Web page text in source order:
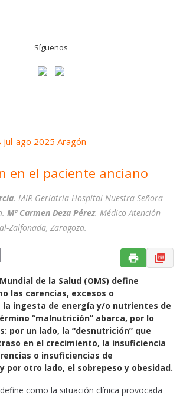
Síguenos
jul-ago 2025 Aragón
en el paciente anciano
. MIR Geriatría Hospital Nuestra Señora
Mª Carmen Deza Pérez. Médico Atención
Zalfonada, Zaragoza.
a
i
l
de la Salud (OMS) define
las carencias, excesos o
la ingesta de energía y/o nutrientes de
“malnutrición” abarca, por lo
por un lado, la “desnutrición” que
en el crecimiento, la insuficiencia
o insuficiencias de
por otro lado, el sobrepeso y obesidad.
como la situación clínica provocada